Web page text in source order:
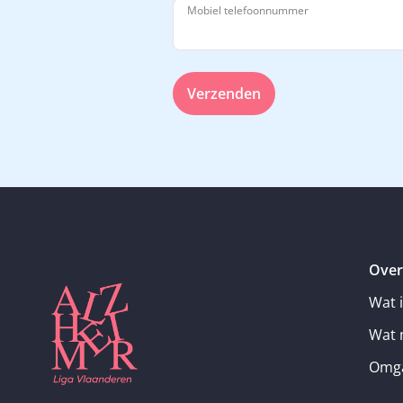
Mobiel telefoonnummer
Verzenden
Wat
Wat